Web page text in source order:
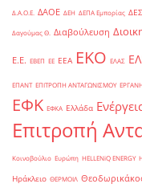
Δ.Α.Ο.Ε. ΔΑΟΕ ΔΕΗ ΔΕΠΑ Εμπορίας
Δαγούμας Θ. Διαβούλευση
Ε.Ε. ΕΒΕΠ ΕΕ ΕΕΑ ΕΚΟ ΕΛΑΣ
ΕΠΑΝΤ ΕΠΙΤΡΟΠΗ ΑΝΤΑΓΩΝΙΣΜΟΥ ΕΡΓΑΝΗ
ΕΦΚ ΕΦΚΑ Ελλάδα
Επιτροπή
Κοινοβούλιο Ευρώπη ΗELLENiQ ENERGY
Ηράκλειο ΘΕΡΜΟΙΛ